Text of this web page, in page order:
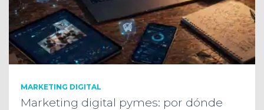
MARKETING DIGITAL
Marketing digital pymes: por dónde